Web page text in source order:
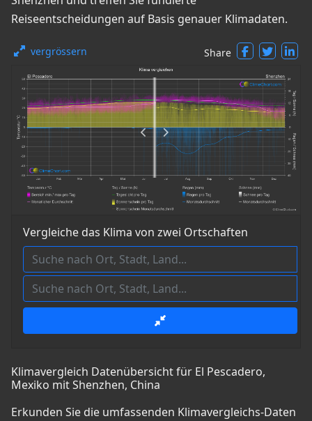
Reiseentscheidungen auf Basis genauer Klimadaten.
vergrössern Share
Vergleiche das Klima von zwei Ortschaften
Klimavergleich Datenübersicht für El Pescadero,
Mexiko mit Shenzhen, China
Erkunden Sie die umfassenden Klimavergleichs-Daten